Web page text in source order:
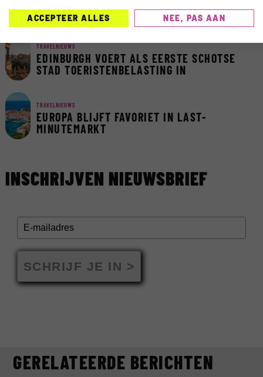
SLECHTHORENDEN
TRAVELNIEUWS
EDINBURGH VOERT ALS EERSTE SCHOTSE
STAD TOERISTENBELASTING IN
TRAVELNIEUWS
EUROPA BLIJFT FAVORIET IN LAST-
MINUTEMARKT
INSCHRIJVEN NIEUWSBRIEF
SCHRIJF JE IN >
GERELATEERDE BERICHTEN
ACCEPTEER ALLES NEE, PAS AAN